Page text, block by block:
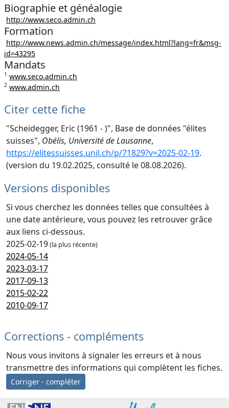
Biographie et généalogie
http://www.seco.admin.ch
Formation
http://www.news.admin.ch/message/index.html?lang=fr&msg-
id=43295
Mandats
1 www.seco.admin.ch
2 www.admin.ch
Citer cette fiche
"Scheidegger, Eric (1961 - )", Base de données "élites
suisses", Obélis, Université de Lausanne,
https://elitessuisses.unil.ch/p/71829?v=2025-02-19.
(version du 19.02.2025, consulté le 08.08.2026).
Versions disponibles
Si vous cherchez les données telles que consultées à
une date antérieure, vous pouvez les retrouver grâce
aux liens ci-dessous.
2025-02-19(la plus récente)
2024-05-14
2023-03-17
2017-09-13
2015-02-22
2010-09-17
Corrections - compléments
Nous vous invitons à signaler les erreurs et à nous
transmettre des informations qui complètent les fiches.
Corriger - compléter